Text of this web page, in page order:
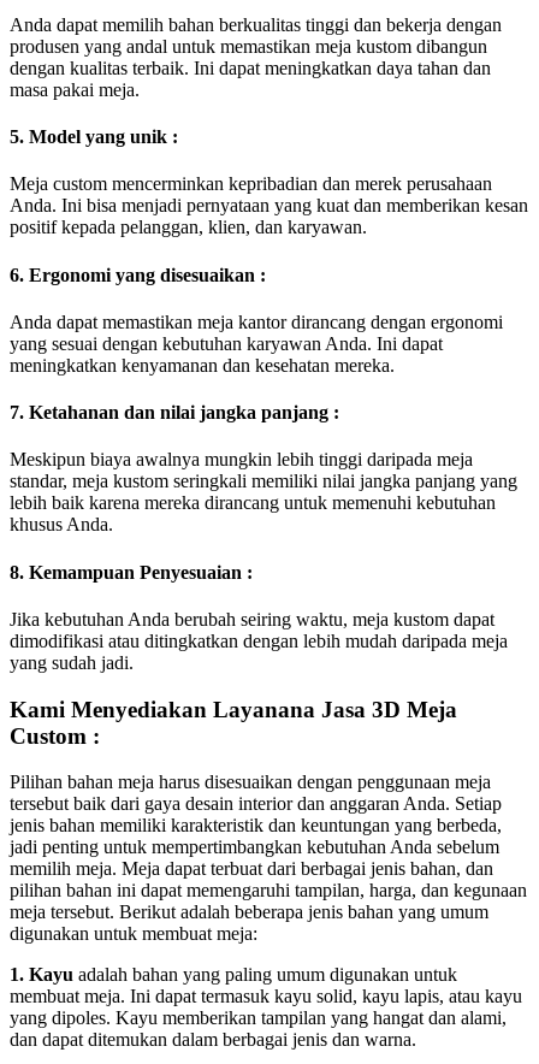
Anda dapat memilih bahan berkualitas tinggi dan bekerja dengan
produsen yang andal untuk memastikan meja kustom dibangun
dengan kualitas terbaik. Ini dapat meningkatkan daya tahan dan
masa pakai meja.
5. Model yang unik :
Meja custom mencerminkan kepribadian dan merek perusahaan
Anda. Ini bisa menjadi pernyataan yang kuat dan memberikan kesan
positif kepada pelanggan, klien, dan karyawan.
6. Ergonomi yang disesuaikan :
Anda dapat memastikan meja kantor dirancang dengan ergonomi
yang sesuai dengan kebutuhan karyawan Anda. Ini dapat
meningkatkan kenyamanan dan kesehatan mereka.
7. Ketahanan dan nilai jangka panjang :
Meskipun biaya awalnya mungkin lebih tinggi daripada meja
standar, meja kustom seringkali memiliki nilai jangka panjang yang
lebih baik karena mereka dirancang untuk memenuhi kebutuhan
khusus Anda.
8. Kemampuan Penyesuaian :
Jika kebutuhan Anda berubah seiring waktu, meja kustom dapat
dimodifikasi atau ditingkatkan dengan lebih mudah daripada meja
yang sudah jadi.
Kami Menyediakan Layanana Jasa 3D Meja
Custom :
Pilihan bahan meja harus disesuaikan dengan penggunaan meja
tersebut baik dari gaya desain interior dan anggaran Anda. Setiap
jenis bahan memiliki karakteristik dan keuntungan yang berbeda,
jadi penting untuk mempertimbangkan kebutuhan Anda sebelum
memilih meja. Meja dapat terbuat dari berbagai jenis bahan, dan
pilihan bahan ini dapat memengaruhi tampilan, harga, dan kegunaan
meja tersebut. Berikut adalah beberapa jenis bahan yang umum
digunakan untuk membuat meja:
1. Kayu adalah bahan yang paling umum digunakan untuk
membuat meja. Ini dapat termasuk kayu solid, kayu lapis, atau kayu
yang dipoles. Kayu memberikan tampilan yang hangat dan alami,
dan dapat ditemukan dalam berbagai jenis dan warna.